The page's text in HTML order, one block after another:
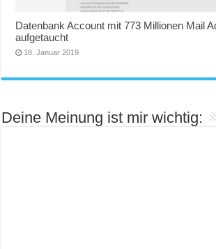
Datenbank Account mit 773 Millionen Mail
aufgetaucht
18. Januar 2019
Deine Meinung ist mir wichtig: